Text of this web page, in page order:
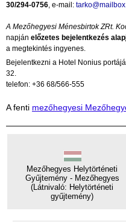
30/294-0756, e-mail:
A Mezőhegyesi Ménesbirtok ZRt.
napján előzetes bejelentkezés
a megtekintés ingyenes.
Bejelentkezni a Hotel Nonius
32.
telefon: +36 68/566-555
A fenti mezőhegyesi
Mezőhegyes Helytörténeti
Gyűjtemény - Mezőhegyes
(Látnivaló: Helytörténeti
gyűjtemény)